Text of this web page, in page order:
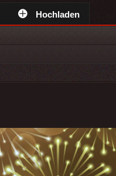
Hochladen